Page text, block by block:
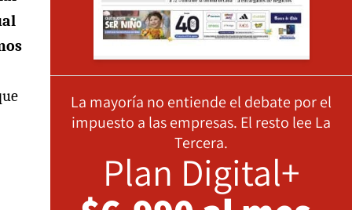
La mayoría no entiende el debate por el
impuesto a las empresas. El resto lee La
Tercera.
Plan Digital+